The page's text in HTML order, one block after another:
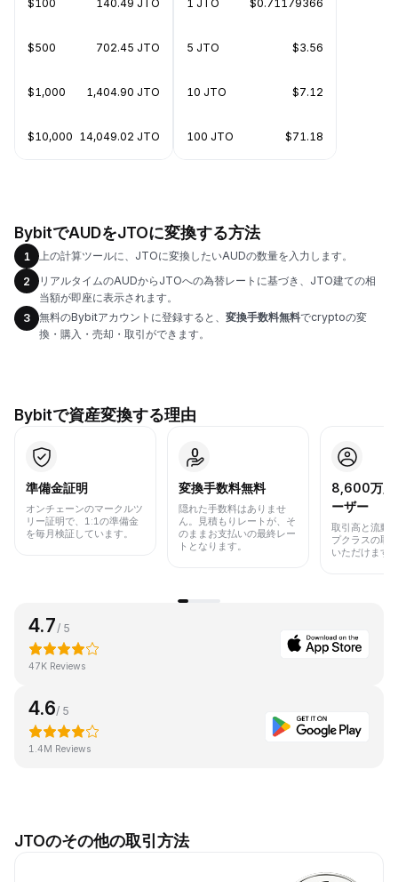
$100 140.49 JTO
$500 702.45 JTO
$1,000 1,404.90 JTO
$10,000 14,049.02 JTO
1 JTO $0.71179366
5 JTO $3.56
10 JTO $7.12
100 JTO $71.18
BybitでAUDをJTOに変換する方法
1
上の計算ツールに、JTOに変換したいAUDの数量を入力します。
2
リアルタイムのAUDからJTOへの為替レートに基づき、JTO建ての相
当額が即座に表示されます。
3
無料のBybitアカウントに登録すると、 変換手数料無料でcryptoの変
換・購入・売却・取引ができます。
Bybitで資産変換する理由
準備金証明
オンチェーンのマークルツ
リー証明で、1:1の準備金
を毎月検証しています。
変換手数料無料
隠れた手数料はありませ
ん。見積もりレートが、そ
のままお支払いの最終レー
トとなります。
8,600万人
ーザー
取引高と流動
プクラスの取
いただけます
4.7/ 5
47K Reviews
4.6/ 5
1.4M Reviews
JTOのその他の取引方法